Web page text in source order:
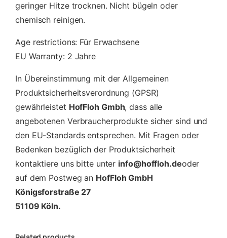
geringer Hitze trocknen. Nicht bügeln oder
chemisch reinigen.
Age restrictions: Für Erwachsene
EU Warranty: 2 Jahre
In Übereinstimmung mit der Allgemeinen
Produktsicherheitsverordnung (GPSR)
gewährleistet HofFloh Gmbh, dass alle
angebotenen Verbraucherprodukte sicher sind und
den EU-Standards entsprechen. Mit Fragen oder
Bedenken bezüglich der Produktsicherheit
kontaktiere uns bitte unter info@hoffloh.deoder
auf dem Postweg an HofFloh GmbH
Königsforstraße 27
51109 Köln.